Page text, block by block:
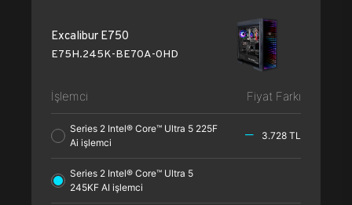
Excalibur E750
E75H.245K-BE70A-0HD
İşlemci Fiyat Farkı
Series 2 Intel® Core™ Ultra 5 225F
Ai işlemci
3.728 TL
Series 2 Intel® Core™ Ultra 5
245KF AI işlemci